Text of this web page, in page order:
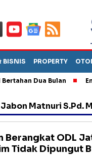
BISNIS PROPERTY
Dua Bulan Empat
Jabon Matnuri S.Pd.
Berangkat ODL
Tidak Dipungut